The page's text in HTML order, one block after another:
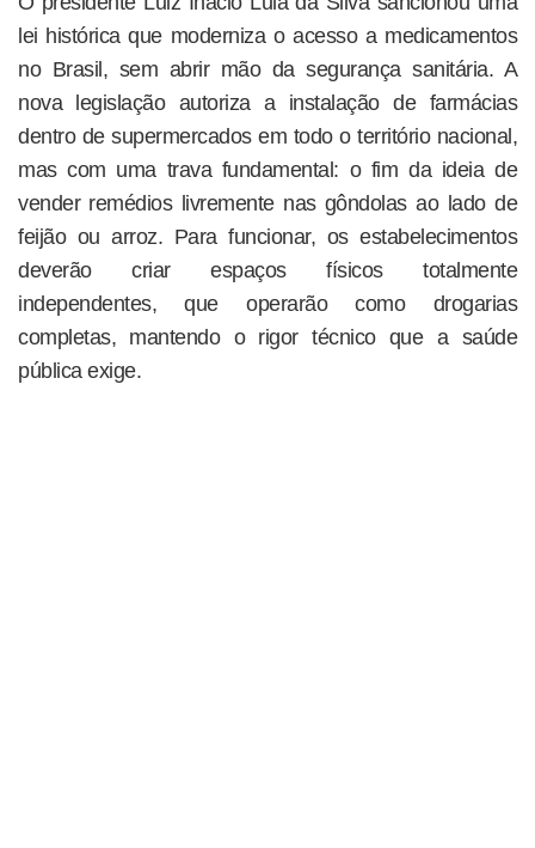
lei histórica que moderniza o acesso a medicamentos
no Brasil, sem abrir mão da segurança sanitária. A
nova legislação autoriza a instalação de farmácias
dentro de supermercados em todo o território nacional,
mas com uma trava fundamental: o fim da ideia de
vender remédios livremente nas gôndolas ao lado de
feijão ou arroz. Para funcionar, os estabelecimentos
deverão criar espaços físicos totalmente
independentes, que operarão como drogarias
completas, mantendo o rigor técnico que a saúde
pública exige.